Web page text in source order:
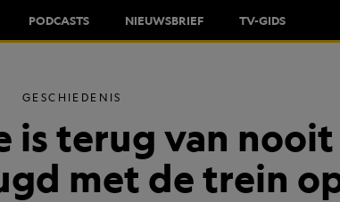
PODCASTS NIEUWSBRIEF TV-GIDS
GESCHIEDENIS
is terug van
met de trein